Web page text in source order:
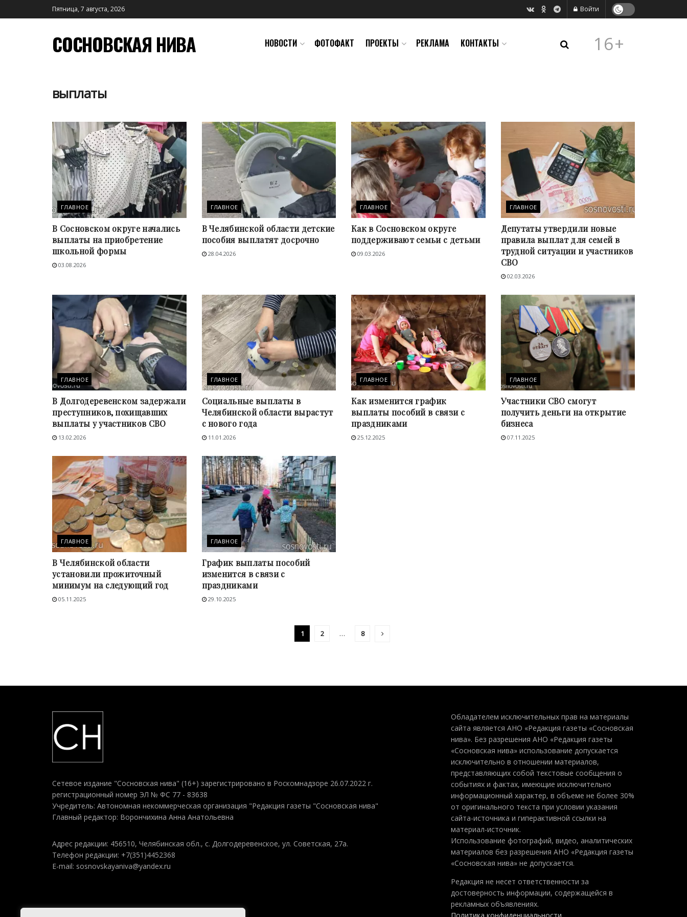
Пятница, 7 августа, 2026 Войти
СОСНОВСКАЯ НИВА НОВОСТИ ФОТОФАКТ ПРОЕКТЫ РЕКЛАМА КОНТАКТЫ 16+
выплаты
ГЛАВНОЕ
В Сосновском округе начались
выплаты на приобретение
школьной формы
03.08.2026
ГЛАВНОЕ
В Челябинской области детские
пособия выплатят досрочно
28.04.2026
ГЛАВНОЕ
Как в Сосновском округе
поддерживают семьи с детьми
09.03.2026
ГЛАВНОЕ
Депутаты утвердили новые
правила выплат для семей в
трудной ситуации и участников
СВО
02.03.2026
ГЛАВНОЕ
В Долгодеревенском задержали
преступников, похищавших
выплаты у участников СВО
13.02.2026
ГЛАВНОЕ
Социальные выплаты в
Челябинской области вырастут
с нового года
11.01.2026
ГЛАВНОЕ
Как изменится график
выплаты пособий в связи с
праздниками
25.12.2025
ГЛАВНОЕ
Участники СВО смогут
получить деньги на открытие
бизнеса
07.11.2025
ГЛАВНОЕ
В Челябинской области
установили прожиточный
минимум на следующий год
05.11.2025
ГЛАВНОЕ
График выплаты пособий
изменится в связи с
праздниками
29.10.2025
1 2 … 8
Сетевое издание "Сосновская нива" (16+) зарегистрировано в Роскомнадзоре 26.07.2022 г.
регистрационный номер ЭЛ № ФС 77 - 83638
Учредитель: Автономная некоммерческая организация "Редакция газеты "Сосновская нива"
Главный редактор: Ворончихина Анна Анатольевна
Адрес редакции: 456510, Челябинская обл., с. Долгодеревенское, ул. Советская, 27а.
Телефон редакции: +7(351)4452368
E-mail: sosnovskayaniva@yandex.ru
Обладателем исключительных прав на материалы
сайта является АНО «Редакция газеты «Сосновская
нива». Без разрешения АНО «Редакция газеты
«Сосновская нива» использование допускается
исключительно в отношении материалов,
представляющих собой текстовые сообщения о
событиях и фактах, имеющие исключительно
информационный характер, в объеме не более 30%
от оригинального текста при условии указания
сайта-источника и гиперактивной ссылки на
материал-источник.
Использование фотографий, видео, аналитических
материалов без разрешения АНО «Редакция газеты
«Сосновская нива» не допускается.
Редакция не несет ответственности за
достоверность информации, содержащейся в
рекламных объявлениях.